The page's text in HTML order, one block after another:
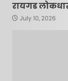
रायगड
July 10, 2026